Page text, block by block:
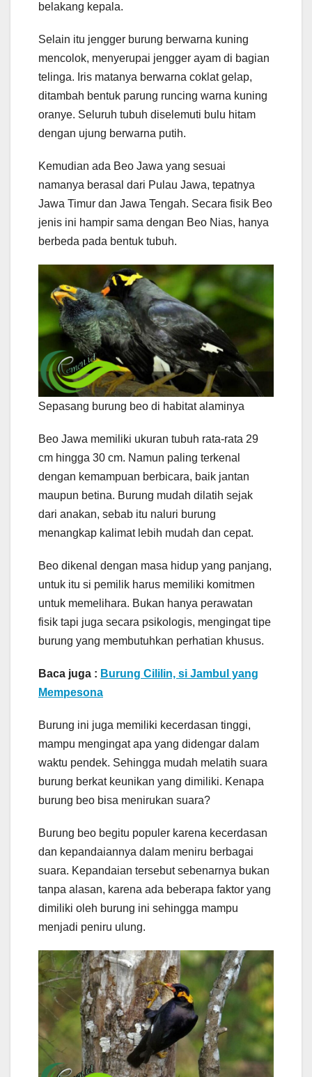
belakang kepala.
Selain itu jengger burung berwarna kuning
mencolok, menyerupai jengger ayam di bagian
telinga. Iris matanya berwarna coklat gelap,
ditambah bentuk parung runcing warna kuning
oranye. Seluruh tubuh diselemuti bulu hitam
dengan ujung berwarna putih.
Kemudian ada Beo Jawa yang sesuai
namanya berasal dari Pulau Jawa, tepatnya
Jawa Timur dan Jawa Tengah. Secara fisik Beo
jenis ini hampir sama dengan Beo Nias, hanya
berbeda pada bentuk tubuh.
Sepasang burung beo di habitat alaminya
Beo Jawa memiliki ukuran tubuh rata-rata 29
cm hingga 30 cm. Namun paling terkenal
dengan kemampuan berbicara, baik jantan
maupun betina. Burung mudah dilatih sejak
dari anakan, sebab itu naluri burung
menangkap kalimat lebih mudah dan cepat.
Beo dikenal dengan masa hidup yang panjang,
untuk itu si pemilik harus memiliki komitmen
untuk memelihara. Bukan hanya perawatan
fisik tapi juga secara psikologis, mengingat tipe
burung yang membutuhkan perhatian khusus.
Baca juga : Burung Cililin, si Jambul yang
Mempesona
Burung ini juga memiliki kecerdasan tinggi,
mampu mengingat apa yang didengar dalam
waktu pendek. Sehingga mudah melatih suara
burung berkat keunikan yang dimiliki. Kenapa
burung beo bisa menirukan suara?
Burung beo begitu populer karena kecerdasan
dan kepandaiannya dalam meniru berbagai
suara. Kepandaian tersebut sebenarnya bukan
tanpa alasan, karena ada beberapa faktor yang
dimiliki oleh burung ini sehingga mampu
menjadi peniru ulung.